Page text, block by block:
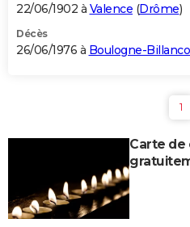
22/06/1902 à Valence (Drôme)
Décès
26/06/1976 à Boulogne-
1
Carte de